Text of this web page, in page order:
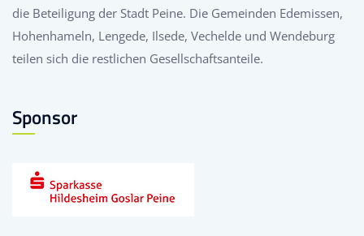
die Beteiligung der Stadt Peine. Die Gemeinden Edemissen,
Hohenhameln, Lengede, Ilsede, Vechelde und Wendeburg
teilen sich die restlichen Gesellschaftsanteile.
Sponsor